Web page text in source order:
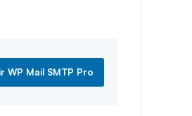
WP Mail SMTP Pro